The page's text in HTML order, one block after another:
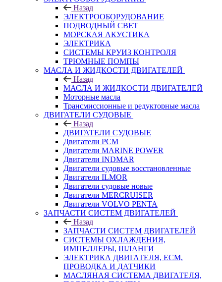
Назад
ЭЛЕКТРООБОРУДОВАНИЕ
ПОДВОДНЫЙ СВЕТ
МОРСКАЯ АКУСТИКА
ЭЛЕКТРИКА
СИСТЕМЫ КРУИЗ КОНТРОЛЯ
ТРЮМНЫЕ ПОМПЫ
МАСЛА И ЖИДКОСТИ ДВИГАТЕЛЕЙ
Назад
МАСЛА И ЖИДКОСТИ ДВИГАТЕЛЕЙ
Моторные масла
Трансмиссионные и редукторные масла
ДВИГАТЕЛИ СУДОВЫЕ
Назад
ДВИГАТЕЛИ СУДОВЫЕ
Двигатели PCM
Двигатели MARINE POWER
Двигатели INDMAR
Двигатели судовые восстановленные
Двигатели ILMOR
Двигатели судовые новые
Двигатели MERCRUISER
Двигатели VOLVO PENTA
ЗАПЧАСТИ СИСТЕМ ДВИГАТЕЛЕЙ
Назад
ЗАПЧАСТИ СИСТЕМ ДВИГАТЕЛЕЙ
СИСТЕМЫ ОХЛАЖДЕНИЯ,
ИМПЕЛЛЕРЫ, ШЛАНГИ
ЭЛЕКТРИКА ДВИГАТЕЛЯ, ECM,
ПРОВОДКА И ДАТЧИКИ
МАСЛЯНАЯ СИСТЕМА ДВИГАТЕЛЯ,